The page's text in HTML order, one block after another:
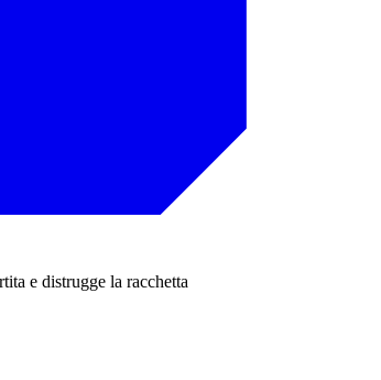
e distrugge la racchetta